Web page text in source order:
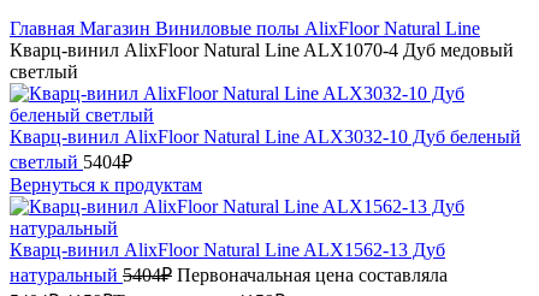
Главная Магазин Виниловые полы AlixFloorNatural Line
Кварц-винил AlixFloor Natural Line ALX1070-4 Дуб медовый
светлый
Кварц-винил AlixFloor Natural Line ALX3032-10 Дуб беленый
светлый 5404₽
Вернуться к продуктам
Кварц-винил AlixFloor Natural Line ALX1562-13 Дуб
натуральный 5404₽ Первоначальная цена составляла